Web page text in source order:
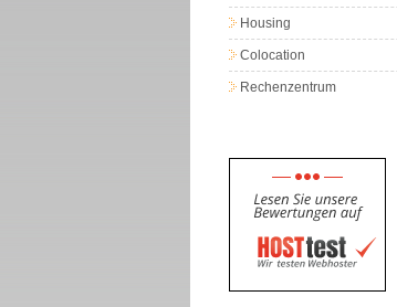
Housing
Colocation
Rechenzentrum